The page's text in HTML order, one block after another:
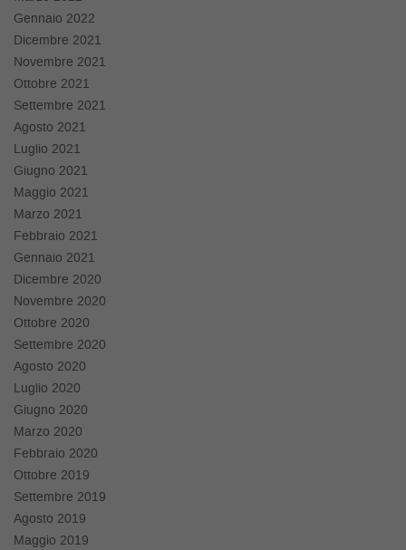
Gennaio 2022
Dicembre 2021
Novembre 2021
Ottobre 2021
Settembre 2021
Agosto 2021
Luglio 2021
Giugno 2021
Maggio 2021
Marzo 2021
Febbraio 2021
Gennaio 2021
Dicembre 2020
Novembre 2020
Ottobre 2020
Settembre 2020
Agosto 2020
Luglio 2020
Giugno 2020
Marzo 2020
Febbraio 2020
Ottobre 2019
Settembre 2019
Agosto 2019
Maggio 2019
Salva
le